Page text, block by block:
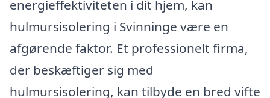
energieffektiviteten i dit hjem, kan
hulmursisolering i Svinninge være en
afgørende faktor. Et professionelt firma,
der beskæftiger sig med
hulmursisolering, kan tilbyde en bred vifte